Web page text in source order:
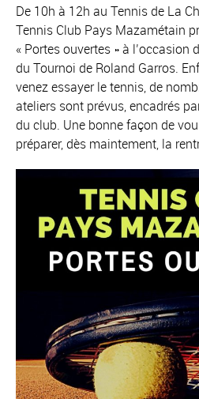
De 10h à 12h au Tennis de La
Tennis Club Pays Mazamétain
« Portes ouvertes » à
du Tournoi de Roland Garros.
venez essayer le tennis, de
ateliers sont prévus, encadrés
du club. Une bonne façon de
préparer, dès maintement, la